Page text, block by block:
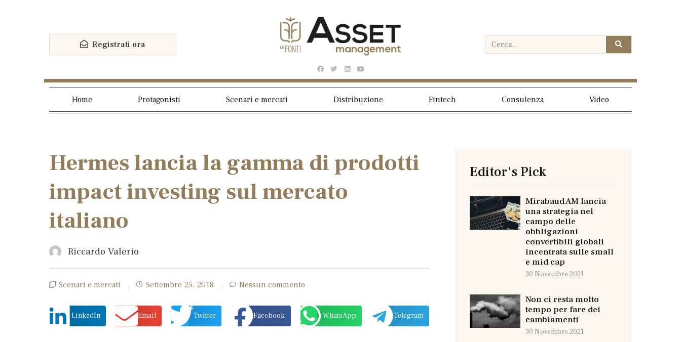
Registrati ora
Home Protagonisti Scenari e mercati Distribuzione Fintech Consulenza Video
Hermes lancia la gamma di prodotti
impact investing sul mercato
italiano
Riccardo Valerio
Scenari e mercati Settembre 25, 2018 Nessun commento
LinkedIn Email Twitter Facebook WhatsApp Telegram
Editor's Pick
Mirabaud AM lancia
una strategia nel
campo delle
obbligazioni
convertibili globali
incentrata sulle small
e mid cap
30 Novembre 2021
Non ci resta molto
tempo per fare dei
cambiamenti
30 Novembre 2021